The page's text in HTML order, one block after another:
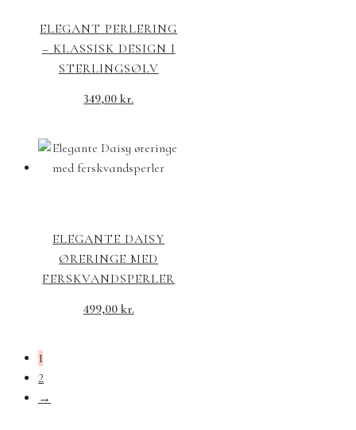
ELEGANT PERLERING
– KLASSISK DESIGN I
STERLINGSØLV
349,00kr.
ELEGANTE DAISY
ØRERINGE MED
FERSKVANDSPERLER
499,00 kr.
1
2
→